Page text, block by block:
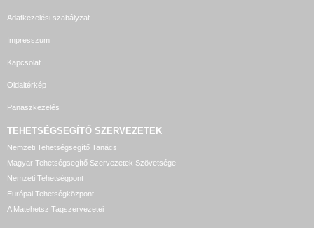
Adatkezelési szabályzat
Impresszum
Kapcsolat
Oldaltérkép
Panaszkezelés
TEHETSÉGSEGÍTŐ SZERVEZETEK
Nemzeti Tehetségsegítő Tanács
Magyar Tehetségsegítő Szervezetek Szövetsége
Nemzeti Tehetségpont
Európai Tehetségközpont
A Matehetsz Tagszervezetei